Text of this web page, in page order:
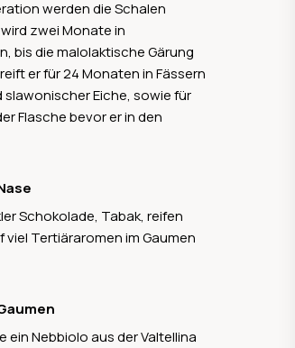
werden die Schalen
zwei Monate in
bis die malolaktische Gärung
er für 24 Monaten in Fässern
Eiche, sowie für
Flasche bevor er in den
Schokolade, Tabak, reifen
Tertiäraromen im Gaumen
ein Nebbiolo aus der Valtellina